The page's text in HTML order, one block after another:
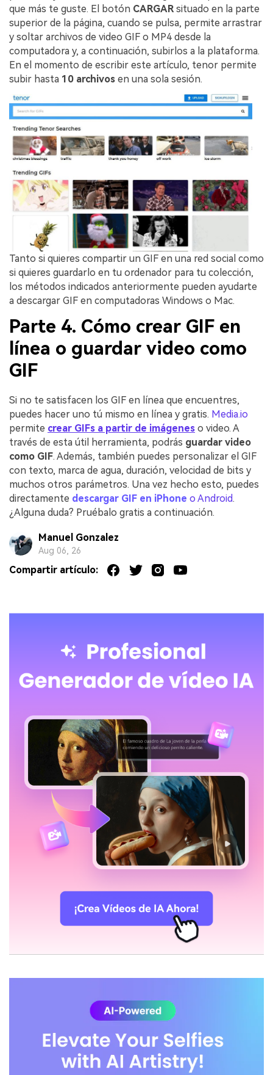
que más te guste. El botón CARGARsituado en la parte
superior de la página, cuando se pulsa, permite arrastrar
y soltar archivos de video GIF o MP4 desde la
computadora y, a continuación, subirlos a la plataforma.
En el momento de escribir este artículo, tenor permite
subir hasta 10 archivos en una sola sesión.
Tanto si quieres compartir un GIF en una red social como
si quieres guardarlo en tu ordenador para tu colección,
los métodos indicados anteriormente pueden ayudarte
a descargar GIF en computadoras Windows o Mac.
Parte 4. Cómo crear GIF en
línea o guardar video como
GIF
Si no te satisfacen los GIF en línea que encuentres,
puedes hacer uno tú mismo en línea y gratis. Media.io
permite crear GIFs a partir de imágenes o video. A
través de esta útil herramienta, podrás guardar video
como GIF. Además, también puedes personalizar el GIF
con texto, marca de agua, duración, velocidad de bits y
muchos otros parámetros. Una vez hecho esto, puedes
directamente descargar GIF en iPhone o Android.
¿Alguna duda? Pruébalo gratis a continuación.
Manuel Gonzalez
Aug 06, 26
Compartir artículo: